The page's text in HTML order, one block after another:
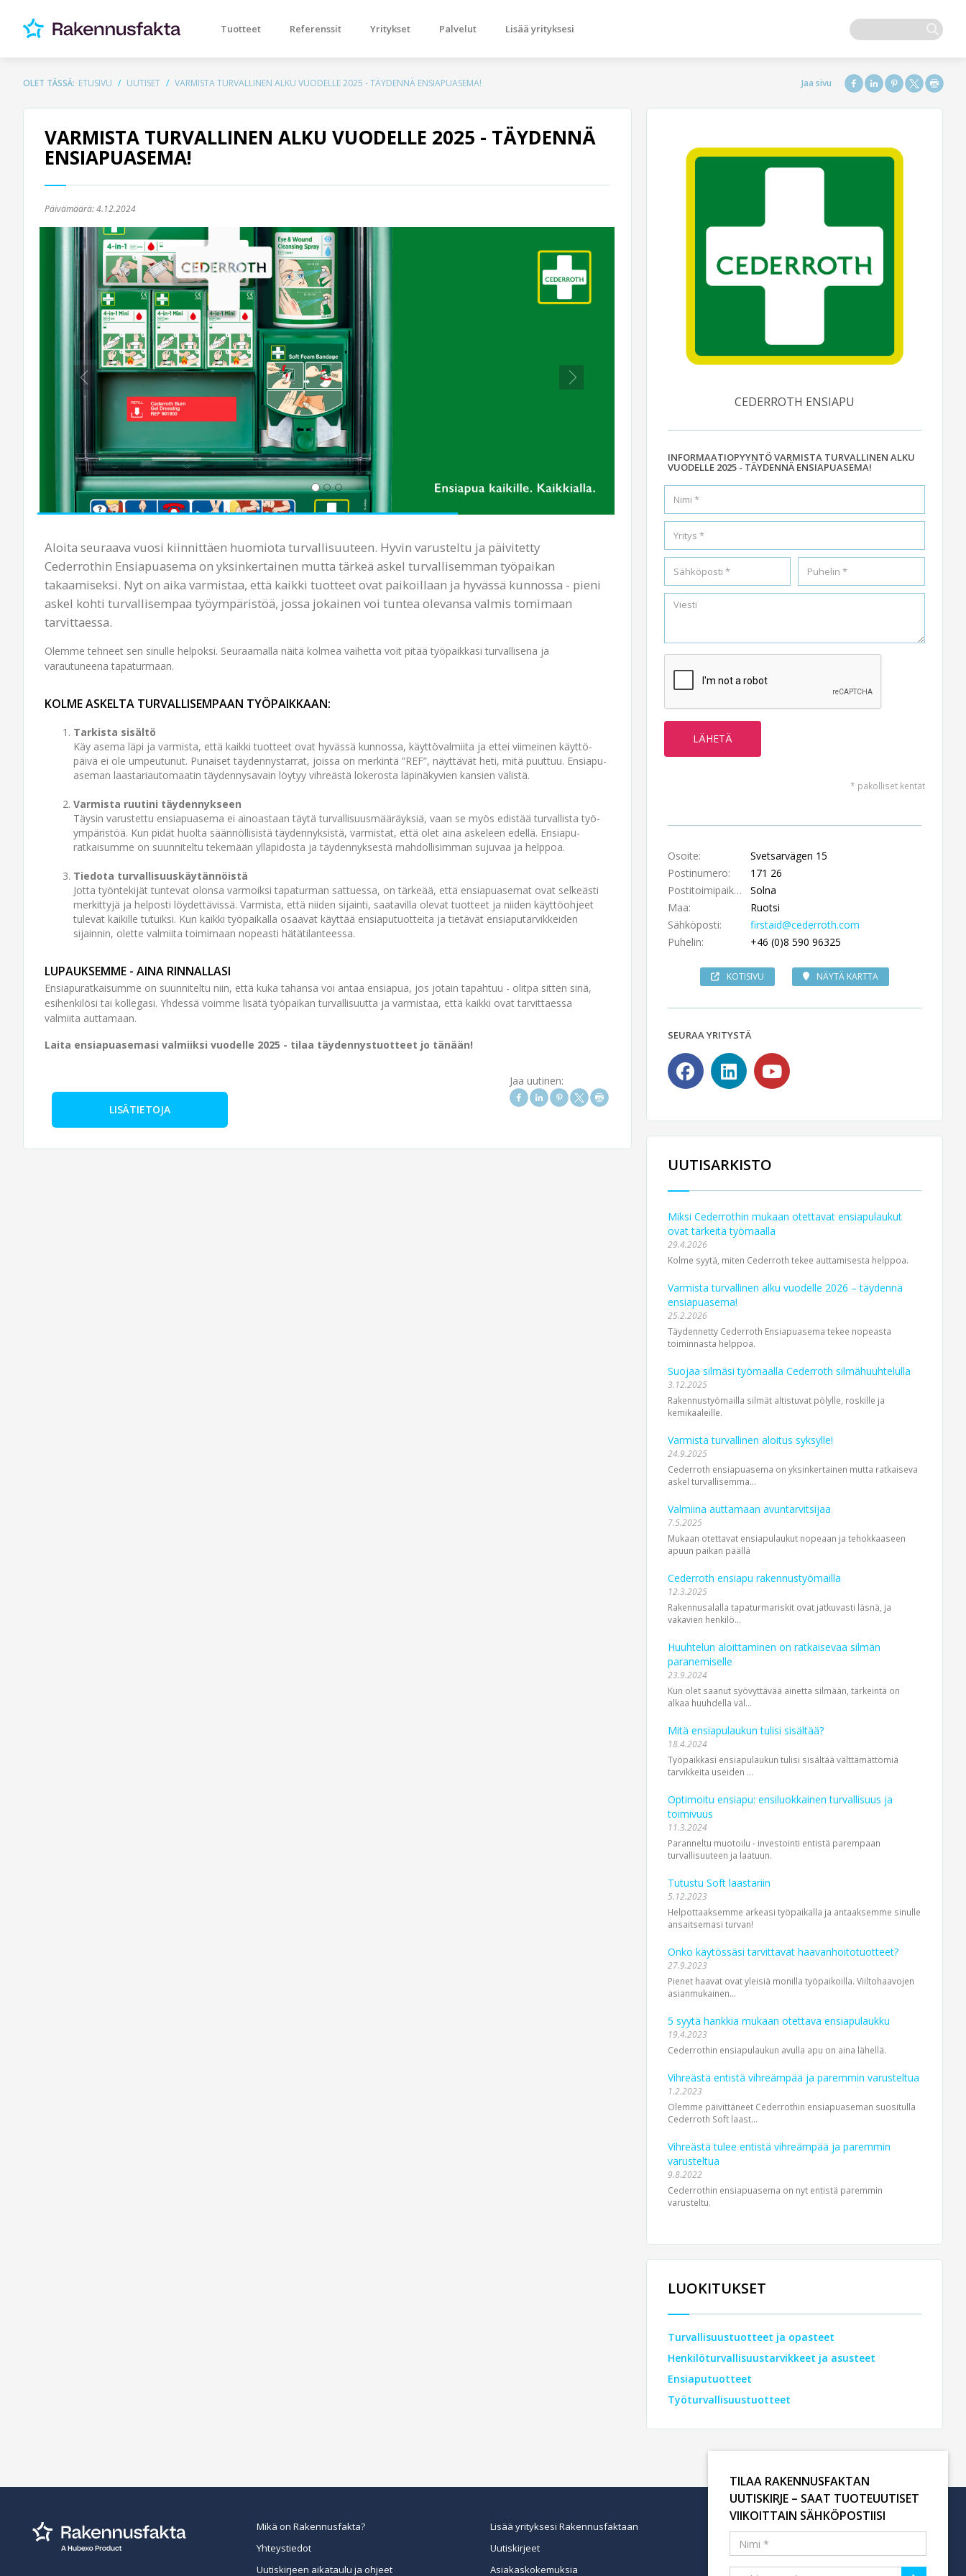
Tuotteet Referenssit Yritykset Palvelut Lisää yrityksesi
OLET TÄSSÄ: ETUSIVU UUTISET VARMISTA TURVALLINEN ALKU VUODELLE 2025 - TÄYDENNÄ ENSIAPUASEMA!
VARMISTA TURVALLINEN ALKU VUODELLE 2025 - TÄYDENNÄ
ENSIAPUASEMA!
Päivämäärä:4.12.2024
Previous
Aloita seuraava vuosi kiinnittäen huomiota turvallisuuteen. Hyvin varusteltu ja päivitetty
Cederrothin Ensiapuasema on yksin­kertainen mutta tärkeä askel turvallisemman työ­paikan
takaamiseksi. Nyt on aika varmistaa, että kaikki tuotteet ovat paikoillaan ja hyvässä kunnossa - pieni
askel kohti turvallisempaa työ­ympäristöä, jossa jokainen voi tuntea olevansa valmis tomimaan
tarvittaessa.
Olemme tehneet sen sinulle helpoksi. Seuraamalla näitä kolmea vaihetta voit pitää työ­paikkasi turvallisena ja
varautuneena tapaturmaan.
KOLME ASKELTA TURVALLISEMPAAN TYÖPAIKKAAN:
Tarkista sisältö
Käy asema läpi ja varmista, että kaikki tuotteet ovat hyvässä kunnossa, käyttö­valmiita ja ettei viimeinen käyttö­
päivä ei ole umpeutunut. Punaiset täydennys­tarrat, joissa on merkintä ”REF”, näyttävät heti, mitä puuttuu. Ensiapu­
aseman laastari­automaatin täydennys­avain löytyy vihreästä lokerosta läpi­näkyvien kansien välistä.
Varmista ruutini täydennykseen
Täysin varustettu ensiapu­asema ei ainoastaan täytä turvallisuus­määräyksiä, vaan se myös edistää turvallista työ­
ympäristöä. Kun pidät huolta säännöllisistä täydennyksistä, varmistat, että olet aina askeleen edellä. Ensiapu­
ratkaisumme on suunniteltu tekemään yllä­pidosta ja täydennyksestä mahdollisimman sujuvaa ja helppoa.
Tiedota turvallisuuskäytännöistä
Jotta työntekijät tuntevat olonsa varmoiksi tapaturman sattuessa, on tärkeää, että ensiapu­asemat ovat selkeästi
merkittyjä ja helposti löydettävissä. Varmista, että niiden sijainti, saatavilla olevat tuotteet ja niiden käyttö­ohjeet
tulevat kaikille tutuiksi. Kun kaikki työ­paikalla osaavat käyttää ensiapu­tuotteita ja tietävät ensiapu­tarvikkeiden
sijainnin, olette valmiita toimimaan nopeasti hätätilanteessa.
LUPAUKSEMME - AINA RINNALLASI
Ensiapuratkaisumme on suunniteltu niin, että kuka tahansa voi antaa ensi­apua, jos jotain tapahtuu - olitpa sitten sinä,
esi­henkilösi tai kollegasi. Yhdessä voimme lisätä työ­paikan turvallisuutta ja varmistaa, että kaikki ovat tarvittaessa
valmiita auttamaan.
Laita ensiapuasemasi valmiiksi vuodelle 2025 - tilaa täydennystuotteet jo tänään!
LISÄTIETOJA
Jaa uutinen:
CEDERROTH ENSIAPU
INFORMAATIOPYYNTÖ VARMISTA TURVALLINEN ALKU
VUODELLE 2025 - TÄYDENNÄ ENSIAPUASEMA!
* pakolliset kentät
Osoite:
Svetsarvägen 15
Postinumero:
171 26
Postitoimipaikka:
Solna
Maa:
Ruotsi
Sähköposti:
firstaid@cederroth.com
Puhelin:
+46 (0)8 590 96325
KOTISIVU NÄYTÄ KARTTA
SEURAA YRITYSTÄ
UUTISARKISTO
Miksi Cederrothin mukaan otettavat ensiapulaukut
ovat tärkeitä työmaalla
29.4.2026
Kolme syytä, miten Cederroth tekee auttamisesta helppoa.
Varmista turvallinen alku vuodelle 2026 – täydennä
ensiapuasema!
25.2.2026
Täydennetty Cederroth Ensiapuasema tekee nopeasta
toiminnasta helppoa.
Suojaa silmäsi työmaalla Cederroth silmähuuhtelulla
3.12.2025
Rakennustyömailla silmät altistuvat pölylle, roskille ja
kemikaaleille.
Varmista turvallinen aloitus syksylle!
24.9.2025
Cederroth ensiapuasema on yksinkertainen mutta ratkaiseva
askel turvallisemma...
Valmiina auttamaan avuntarvitsijaa
7.5.2025
Mukaan otettavat ensiapulaukut nopeaan ja tehokkaaseen
apuun paikan päällä
Cederroth ensiapu rakennustyömailla
12.3.2025
Rakennusalalla tapaturmariskit ovat jatkuvasti läsnä, ja
vakavien henkilö­...
Huuhtelun aloittaminen on ratkaisevaa silmän
paranemiselle
23.9.2024
Kun olet saanut syövyttävää ainetta silmään, tärkeintä on
alkaa huuhdella väl...
Mitä ensiapulaukun tulisi sisältää?
18.4.2024
Työpaikkasi ensiapulaukun tulisi sisältää välttämättömiä
tarvikkeita useiden ...
Optimoitu ensiapu: ensiluokkainen turvallisuus ja
toimivuus
11.3.2024
Paranneltu muotoilu - investointi entistä parempaan
turvallisuuteen ja laatuun.
Tutustu Soft laastariin
5.12.2023
Helpottaaksemme arkeasi työpaikalla ja antaaksemme sinulle
ansaitsemasi turvan!
Onko käytössäsi tarvittavat haavanhoitotuotteet?
27.9.2023
Pienet haavat ovat yleisiä monilla työpaikoilla. Viiltohaavojen
asianmukainen...
5 syytä hankkia mukaan otettava ensiapulaukku
19.4.2023
Cederrothin ensiapulaukun avulla apu on aina lähellä.
Vihreästä entistä vihreämpää ja paremmin varusteltua
1.2.2023
Olemme päivittäneet Cederrothin ensiapuaseman suositulla
Cederroth Soft laast...
Vihreästä tulee entistä vihreämpää ja paremmin
varusteltua
9.8.2022
Cederrothin ensiapuasema on nyt entistä paremmin
varusteltu.
LUOKITUKSET
Turvallisuustuotteet ja opasteet
Henkilöturvallisuustarvikkeet ja asusteet
Ensiaputuotteet
Työturvallisuustuotteet
Mikä on Rakennusfakta?
Yhteystiedot
Uutiskirjeen aikataulu ja ohjeet
Lisää yrityksesi Rakennusfaktaan
Uutiskirjeet
Asiakaskokemuksia
TILAA RAKENNUSFAKTAN
UUTISKIRJE – SAAT TUOTEUUTISET
VIIKOITTAIN SÄHKÖPOSTIISI